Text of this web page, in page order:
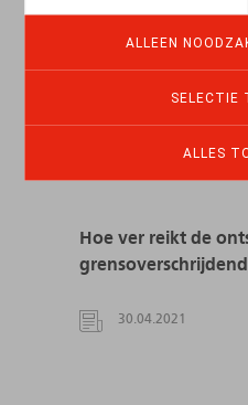
ALLEEN
SELECTIE
ALLES
geen vrijgeleide tot
dringende reden
29.10.2021
Hoe ver reikt de
30.04.2021